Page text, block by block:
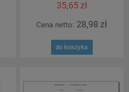
35,65 zł
Cena netto: 28,98 zł
do koszyka